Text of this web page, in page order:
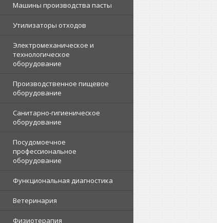
Машины производства пасты
Утилизаторы отходов
Электромеханическое и
технологическое
оборудование
Производственное пищевое
оборудование
Санитарно-гигиеническое
оборудование
Посудомоечное
профессиональное
оборудование
Функциональная диагностика
Ветеринария
Физиотерапия